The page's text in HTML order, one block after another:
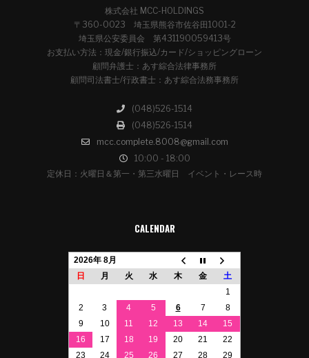
株式会社 MCC-HOLDINGS
〒360-0023 埼玉県熊谷市佐谷田1001-2
埼玉県公安委員会 第431190059413号
お支払い方法：現金/銀行振込/カード/ショッピングローン
顧問弁護士：あす綜合法律事務所
顧問司法書士/行政書士：あす綜合法務事務所
(048)526-1514
(048)526-1514
mcc.complete.8008@gmail.com
10:00 - 18:00
定休日：火曜日＆第一・第三水曜日 イベント・レース時
CALENDAR
2026年 8月
日
月 火 水 木 金
土
1
2
3 4 5 6 7
8
9
10 11 12 13 14
15
16
17 18 19 20 21
22
23
24 25 26 27 28 29